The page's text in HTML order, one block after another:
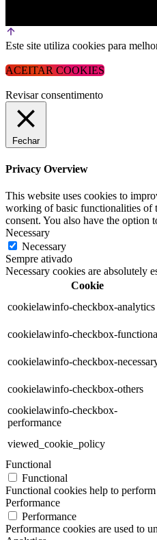
Este site utiliza cookies para
ACEITAR COOKIES
Revisar consentimento
Fechar
Privacy Overview
This website uses cookies to
working of basic functionalities of
consent. You also have the option
Necessary
Necessary
Sempre ativado
Necessary cookies are absolutely
Cookie
cookielawinfo-checkbox-analytics
cookielawinfo-checkbox-
cookielawinfo-checkbox-
cookielawinfo-checkbox-others
cookielawinfo-checkbox-
performance
viewed_cookie_policy
Functional
Functional
Functional cookies help to
Performance
Performance
Performance cookies are used to